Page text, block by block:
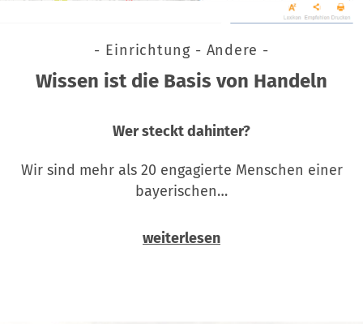
- Einrichtung - Andere -
Wissen ist die Basis von Handeln
Wer steckt dahinter?
Wir sind mehr als 20 engagierte Menschen einer
bayerischen…
weiterlesen